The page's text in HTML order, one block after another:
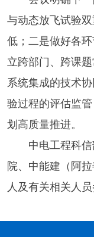
与动态放飞试验
低；二是做好各
立跨部门、跨课
系统集成的技术
验过程的评估监
划高质量推进。
中电工程科
院、中能建（阿
人及有关相关人员